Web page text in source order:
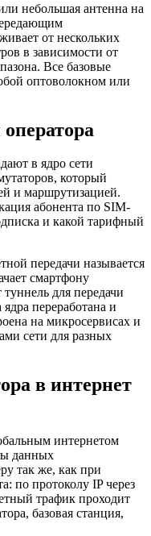
небольшая антенна на
от нескольких
в зависимости от
Все базовые
оптоволокном или
в ядро сети
который
и маршрутизацией.
абонента по SIM-
и какой тарифный
передачи называется
смартфону
для передачи
переработана и
на микросервисах и
сети для разных
в интернет
интернетом
данных
так же, как при
по протоколу IP через
трафик проходит
базовая станция,